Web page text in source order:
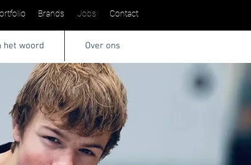
Brands Jobs Contact
het woord Over ons